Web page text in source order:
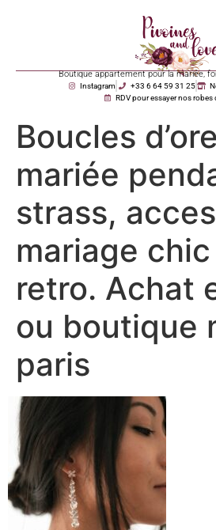
Boutique appartement pour la mariée,
Instagram +33 6 64 59 31 25
RDV pour essayer nos robes
Boucles
mariée
strass,
mariage
retro. Achat
ou boutique
paris